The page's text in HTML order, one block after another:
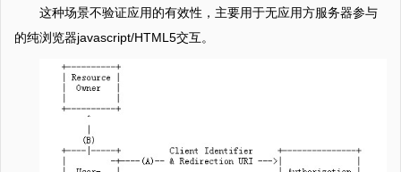
这种场景不验证应用的有效性，主要用于无应用方服务器参与
的纯浏览器javascript/HTML5交互。